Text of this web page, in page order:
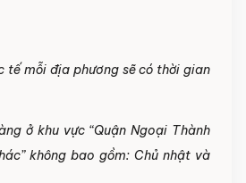
tế mỗi địa phương sẽ có thời gian
ở khu vực “Quận Ngoại Thành
không bao gồm: Chủ nhật và